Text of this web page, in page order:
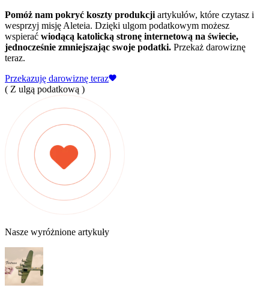
Pomóż nam pokryć koszty produkcji artykułów, które czytasz i
wesprzyj misję Aleteia. Dzięki ulgom podatkowym możesz
wspierać wiodącą katolicką stronę internetową na świecie,
jednocześnie zmniejszając swoje podatki. Przekaż darowiznę
teraz.
Przekazuję darowiznę teraz
( Z ulgą podatkową )
Nasze wyróżnione artykuły